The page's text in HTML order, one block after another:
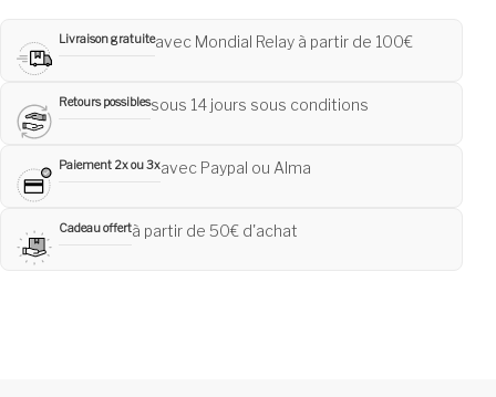
Livraison gratuiteavec Mondial Relay à partir de 100€
Retours possiblessous 14 jours sous conditions
Paiement 2x ou 3xavec Paypal ou Alma
Cadeau offertà partir de 50€ d'achat